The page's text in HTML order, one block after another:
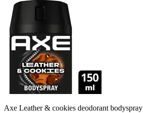
Axe Leather & cookies deodorant bodyspray